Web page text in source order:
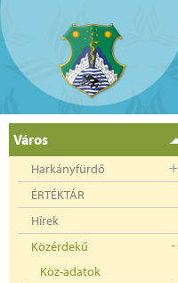
Város
Harkányfürdő
ÉRTÉKTÁR
Hírek
Közérdekű
Köz-adatok
az elektromos